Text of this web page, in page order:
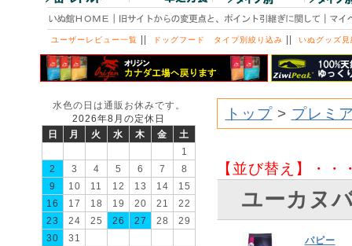
ユーザーレビュー一覧 || ドッグフード タイプ別絞り込み || いぬグッズ見
水色の日は通販お休みです。
2026年8月の定休日
日
月 火 水 木 金
土
1
2
3 4 5 6 7
8
9
10 11 12 13 14
15
16
17 18 19 20 21
22
23
24 25 26 27 28
29
30
31
トップ> プレミ
【並び替え】・・
ユーカヌ
パピー